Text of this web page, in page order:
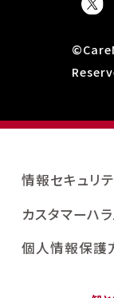
情報セキュリ
カスタマーハ
個人情報保護